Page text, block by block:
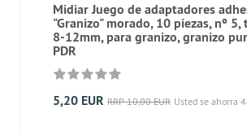
Midiar Juego de adaptadores
"Granizo" morado, 10 piezas, nº 5,
8-12mm, para granizo, granizo
PDR
5,20 EUR RRP 10,00 EUR Usted se ahorra